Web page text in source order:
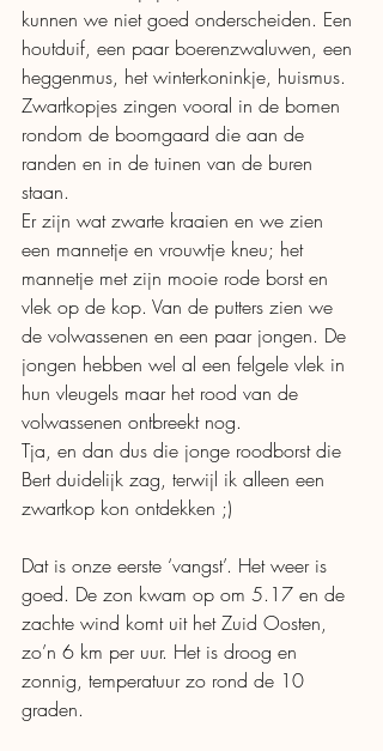
kunnen we niet goed onderscheiden. Een
houtduif, een paar boerenzwaluwen, een
heggenmus, het winterkoninkje, huismus.
Zwartkopjes zingen vooral in de bomen
rondom de boomgaard die aan de
randen en in de tuinen van de buren
staan.
Er zijn wat zwarte kraaien en we zien
een mannetje en vrouwtje kneu; het
mannetje met zijn mooie rode borst en
vlek op de kop. Van de putters zien we
de volwassenen en een paar jongen. De
jongen hebben wel al een felgele vlek in
hun vleugels maar het rood van de
volwassenen ontbreekt nog.
Tja, en dan dus die jonge roodborst die
Bert duidelijk zag, terwijl ik alleen een
zwartkop kon ontdekken ;)
Dat is onze eerste ‘vangst’. Het weer is
goed. De zon kwam op om 5.17 en de
zachte wind komt uit het Zuid Oosten,
zo’n 6 km per uur. Het is droog en
zonnig, temperatuur zo rond de 10
graden.